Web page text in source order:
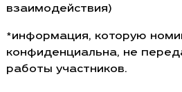
взаимодействия)
*информация, которую
конфиденциальна, не
работы участников.